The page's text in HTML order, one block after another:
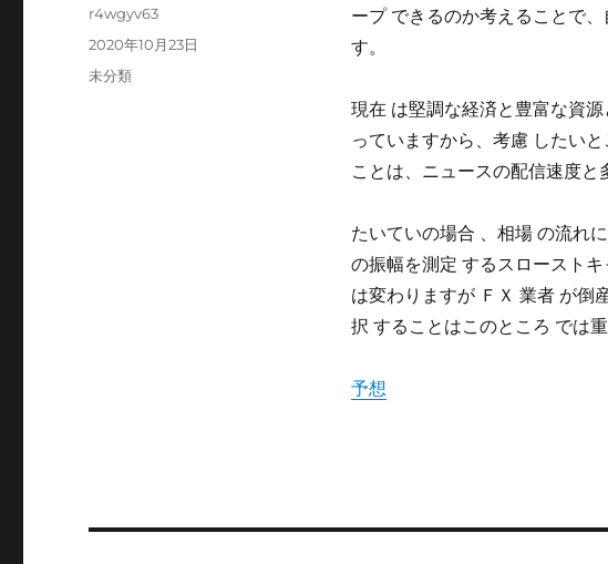
ープ できるのか考えることで
す。
現在 は堅調な経済と豊富な資
っていますから、考慮 したい
ことは、ニュースの配信速度と
たいていの場合 、相場 の流れ
の振幅を測定 するスロースト
は変わりますが ＦＸ 業者 が倒
択 することはこのところ では重
予想
Author
r4wgyv63
Posted
on
2020年10月23日
Categories
未分類